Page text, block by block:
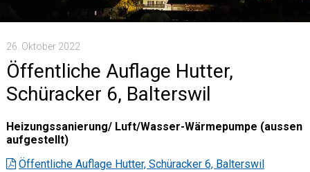
26. Oktober 2022
Öffentliche Auflage Hutter,
Schüracker 6, Balterswil
Heizungssanierung/ Luft/Wasser-Wärmepumpe (aussen
aufgestellt)
Öffentliche Auflage Hutter, Schüracker 6, Balterswil